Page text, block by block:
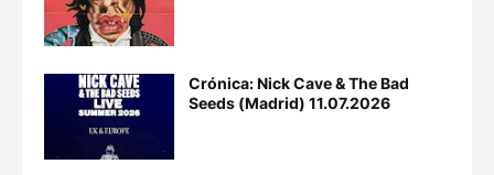
Crónica: Nick Cave & The Bad
Seeds (Madrid) 11.07.2026